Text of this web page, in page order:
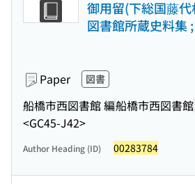
御用留(下総国藤
図書館所蔵史料集
Paper 図書
船橋市西図書館 編船橋市西図書館
<GC45-J42>
Author Heading (ID) 00283784